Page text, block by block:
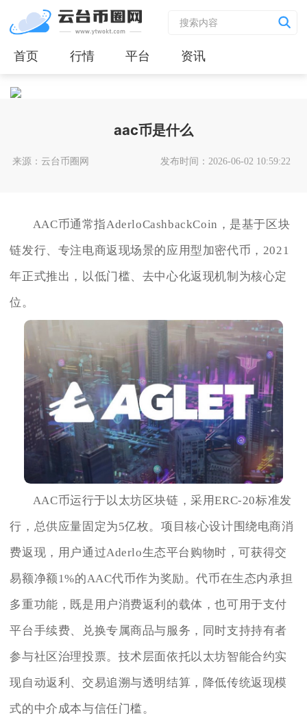
首页 行情 平台 资讯
aac币是什么
来源：云台币圈网 发布时间：2026-06-02 10:59:22
AAC币通常指AderloCashbackCoin，是基于区块
链发行、专注电商返现场景的应用型加密代币，2021
年正式推出，以低门槛、去中心化返现机制为核心定
位。
AAC币运行于以太坊区块链，采用ERC-20标准发
行，总供应量固定为5亿枚。项目核心设计围绕电商消
费返现，用户通过Aderlo生态平台购物时，可获得交
易额净额1%的AAC代币作为奖励。代币在生态内承担
多重功能，既是用户消费返利的载体，也可用于支付
平台手续费、兑换专属商品与服务，同时支持持有者
参与社区治理投票。技术层面依托以太坊智能合约实
现自动返利、交易追溯与透明结算，降低传统返现模
式的中介成本与信任门槛。